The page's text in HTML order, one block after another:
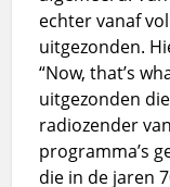
echter vanaf
uitgezonden.
“Now, that’s
uitgezonden
radiozender
programma’s
die in de jaren